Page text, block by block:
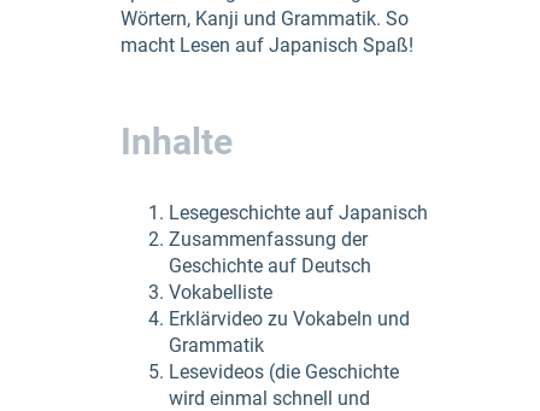
Wörtern, Kanji und Grammatik. So
macht Lesen auf Japanisch Spaß!
Inhalte
Lesegeschichte auf Japanisch
Zusammenfassung der
Geschichte auf Deutsch
Vokabelliste
Erklärvideo zu Vokabeln und
Grammatik
Lesevideos (die Geschichte
wird einmal schnell und